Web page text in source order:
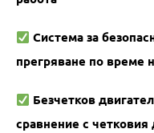
Система за
прегряване по време
Безчетков
сравнение с